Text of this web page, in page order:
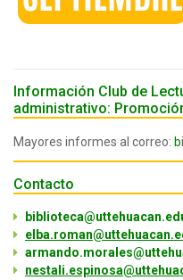
Información Club de
administrativo:
Mayores informes al correo: b
Contacto